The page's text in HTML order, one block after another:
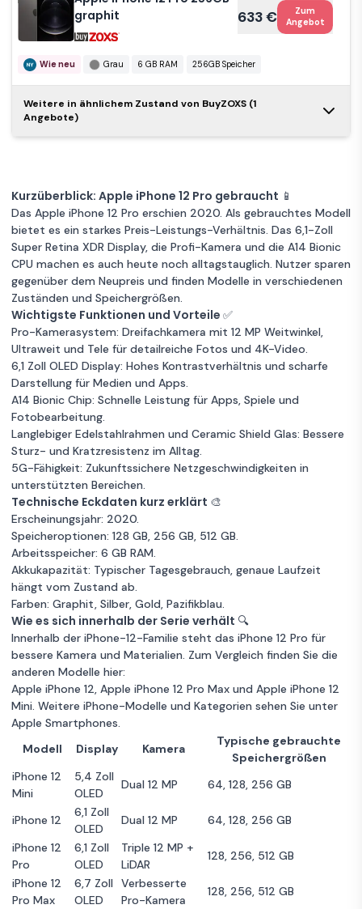
Apple
iPhone 12
Pro 128GB
294 €
Angebot
Sehr guter Zustand Grau
Apple
iPhone 12
Pro 256GB
graphit
310 €
Angebot
Sehr guter Zustand
6 GB RAM 256GB Speicher
Garantie 36 Monate
Apple
iPhone 12
Pro 256GB
silber
321 €
Angebot
Sehr guter Zustand
6 GB RAM 256GB Speicher
Garantie 36 Monate
Apple iPhone
12 Pro 256GB
pazifikblau
322 €
Sehr guter Zustand
6 GB RAM 256GB Speicher
Garantie 36 Monate
Apple
iPhone 12
Pro 256GB
gold
328 €
Sehr guter Zustand
iPhone 12
Pro 256GB
graphit
332 €
Zum
Angebot
Sehr guter Zustand
Guter Zustand Blau 6 GB RAM
256GB Speicher
iPhone 12 Pro
128GB -
Graphit -
Ohne
299 €
iPhone 12 Pro
256GB -
Silber - Ohne
Vertrag
327 €
Zum
Guter Zustand Silber 6 GB RAM
256GB Speicher Garantie 12 Monate
iPhone 12 Pro
512GB -
Graphit -
Ohne
Vertrag
348 €
Zum
Angebot
Guter Zustand 6 GB RAM
512 GB Speicher Garantie 12 Monate
graphit
633 €
Zum
Angebot
Wie neu Grau 6 GB RAM 256GB Speicher
Apple iPhone
12 Pro 512GB
graphit
Weitere in ähnlichem Zustand von BuyZOXS (1
Angebote)
Kurzüberblick: Apple iPhone 12 Pro gebraucht 📱
Das Apple iPhone 12 Pro erschien 2020. Als gebrauchtes Modell
bietet es ein starkes Preis-Leistungs-Verhältnis. Das 6,1-Zoll
Super Retina XDR Display, die Profi-Kamera und die A14 Bionic
CPU machen es auch heute noch alltagstauglich. Nutzer sparen
gegenüber dem Neupreis und finden Modelle in verschiedenen
Zuständen und Speichergrößen.
Wichtigste Funktionen und Vorteile ✅
Pro-Kamerasystem: Dreifachkamera mit 12 MP Weitwinkel,
Ultraweit und Tele für detailreiche Fotos und 4K-Video.
6,1 Zoll OLED Display: Hohes Kontrastverhältnis und scharfe
Darstellung für Medien und Apps.
A14 Bionic Chip: Schnelle Leistung für Apps, Spiele und
Fotobearbeitung.
Langlebiger Edelstahlrahmen und Ceramic Shield Glas: Bessere
Sturz- und Kratzresistenz im Alltag.
5G-Fähigkeit: Zukunftssichere Netzgeschwindigkeiten in
unterstützten Bereichen.
Technische Eckdaten kurz erklärt 🎨
Erscheinungsjahr: 2020.
Speicheroptionen: 128 GB, 256 GB, 512 GB.
Arbeitsspeicher: 6 GB RAM.
Akkukapazität: Typischer Tagesgebrauch, genaue Laufzeit
hängt vom Zustand ab.
Farben: Graphit, Silber, Gold, Pazifikblau.
Wie es sich innerhalb der Serie verhält 🔍
Innerhalb der iPhone-12-Familie steht das iPhone 12 Pro für
bessere Kamera und Materialien. Zum Vergleich finden Sie die
anderen Modelle hier:
Apple iPhone 12, Apple iPhone 12 Pro Max und Apple iPhone 12
Mini. Weitere iPhone-Modelle und Kategorien sehen Sie unter
Apple Smartphones.
Modell
Display Kamera
Typische gebrauchte
Speichergrößen
iPhone 12
Mini
5,4 Zoll
OLED
Dual 12 MP 64, 128, 256 GB
iPhone 12
6,1 Zoll
OLED
Dual 12 MP
64, 128, 256 GB
iPhone 12
Pro
6,1 Zoll
OLED
Triple 12 MP +
LiDAR
128, 256, 512 GB
iPhone 12
Pro Max
6,7 Zoll
OLED
Verbesserte
Pro-Kamera
128, 256, 512 GB